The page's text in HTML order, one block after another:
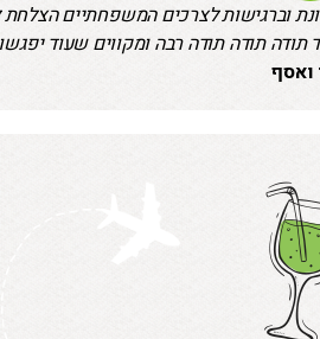
וברגישות לצרכים המשפחתיים
תודה תודה רבה ומקווים שעוד יפגשו
ואסף